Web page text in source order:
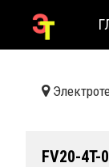
FV20-4T-